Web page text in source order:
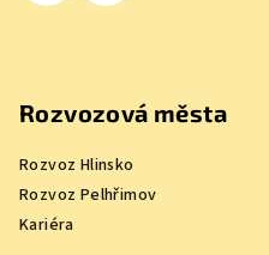
Rozvozová města
Rozvoz Hlinsko
Rozvoz Pelhřimov
Kariéra